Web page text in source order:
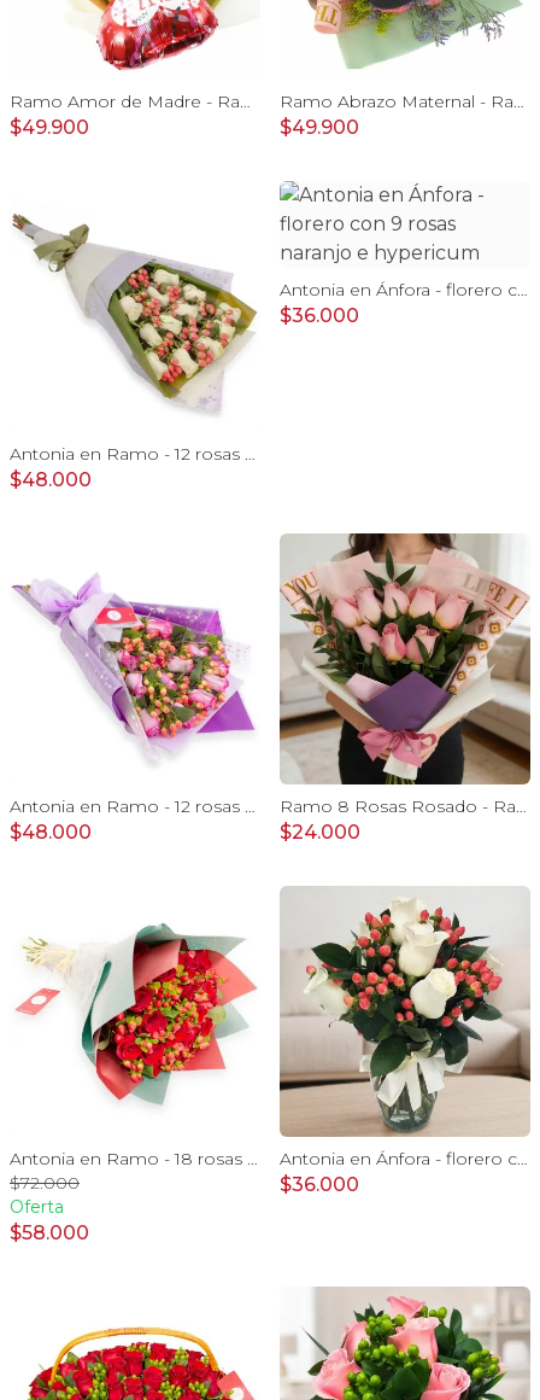
Ramo Amor de Madre - Ramo extendido de rosas blanco y damasco, hypericum verde, pizarra y globo
$49.900
Ramo Abrazo Maternal - Ramo extendido con rosas rosado, miniclaveles, vara de oro y pizarra: Te amo mamita¡
$49.900
Antonia en Ramo - 12 rosas ecuatorianas blanco e hypericum
$48.000
Antonia en Ánfora - florero con 9 rosas naranjo e hypericum
$36.000
Antonia en Ramo - 12 rosas ecuatorianas lila e hypericum
$48.000
Ramo 8 Rosas Rosado - Ramo extendido con 8 rosas ecuatorianas
$24.000
Antonia en Ramo - 18 rosas ecuatorianas rojo e hypericum
$72.000
Oferta
$58.000
Antonia en Ánfora - florero con 9 rosas blanco e hypericum
$36.000